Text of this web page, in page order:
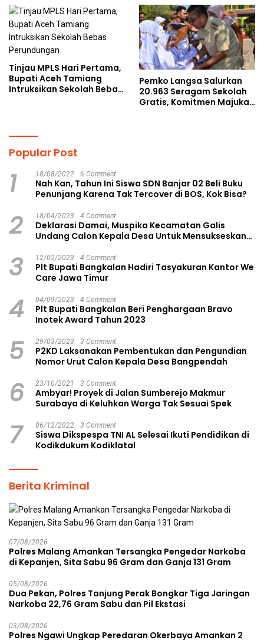
kepada Pelajar MPLS
Tinjau MPLS Hari Pertama,
Bupati Aceh Tamiang
Intruksikan Sekolah Bebas
Pemko Langsa Salurkan
20.963 Seragam Sekolah
Gratis, Komitmen Majukan
Popular Post
1 18/08/2022 6 Comment
Nah Kan, Tahun Ini Siswa SDN Banjar 02 Beli Buku
Penunjang Karena Tak Tercover di BOS, Kok Bisa?
2 18/04/2023 4 Comment
Deklarasi Damai, Muspika Kecamatan Galis
Undang Calon Kepala Desa Untuk Mensukseskan
3 12/02/2023 4 Comment
Plt Bupati Bangkalan Hadiri Tasyakuran Kantor We
Care Jawa Timur
4 04/09/2023 4 Comment
Plt Bupati Bangkalan Beri Penghargaan Bravo
Inotek Award Tahun 2023
5 29/03/2023 3 Comment
P2KD Laksanakan Pembentukan dan Pengundian
Nomor Urut Calon Kepala Desa Bangpendah
6 23/10/2021 3 Comment
Ambyar! Proyek di Jalan Sumberejo Makmur
Surabaya di Keluhkan Warga Tak Sesuai Spek
7 06/12/2022 3 Comment
Siswa Dikspespa TNI AL Selesai Ikuti Pendidikan di
Kodikdukum Kodiklatal
Berita Kriminal
07/08/2026
Polres Malang Amankan Tersangka Pengedar Narkoba
di Kepanjen, Sita Sabu 96 Gram dan Ganja 131 Gram
05/08/2026
Dua Pekan, Polres Tanjung Perak Bongkar Tiga Jaringan
Narkoba 22,76 Gram Sabu dan Pil Ekstasi
03/08/2026
Polres Ngawi Ungkap Peredaran Okerbaya Amankan 2